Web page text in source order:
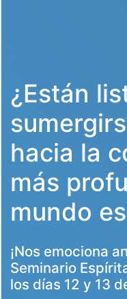
¿Están
hacia la
más
mundo
¡Nos emociona
Seminario
los días 12 y 13